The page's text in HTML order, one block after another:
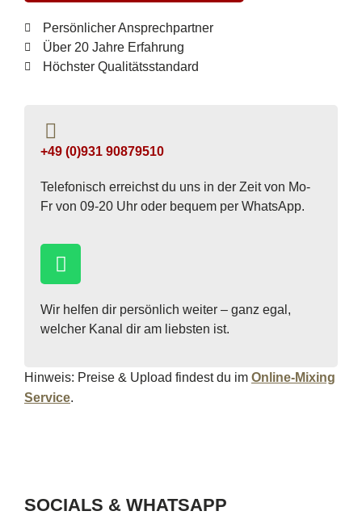
Persönlicher Ansprechpartner
Über 20 Jahre Erfahrung
Höchster Qualitätsstandard
+49 (0)931 90879510
Telefonisch erreichst du uns in der Zeit von Mo-
Fr von 09-20 Uhr oder bequem per WhatsApp.
Wir helfen dir persönlich weiter – ganz egal,
welcher Kanal dir am liebsten ist.
Hinweis: Preise & Upload findest du im Online-Mixing
Service.
SOCIALS & WHATSAPP